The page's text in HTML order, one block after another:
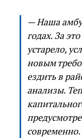
— Наша
годах. За
устарело,
новым
ездить в
анализы.